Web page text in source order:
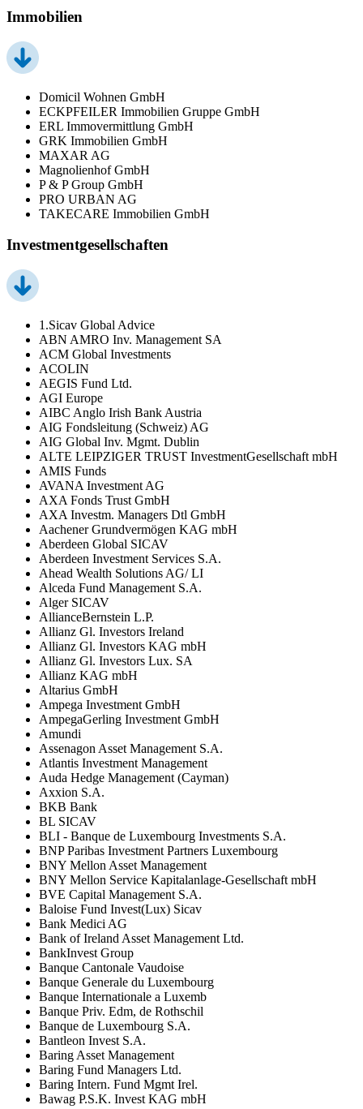
Immobilien
Domicil Wohnen GmbH
ECKPFEILER Immobilien Gruppe GmbH
ERL Immovermittlung GmbH
GRK Immobilien GmbH
MAXAR AG
Magnolienhof GmbH
P & P Group GmbH
PRO URBAN AG
TAKECARE Immobilien GmbH
Investmentgesellschaften
1.Sicav Global Advice
ABN AMRO Inv. Management SA
ACM Global Investments
ACOLIN
AEGIS Fund Ltd.
AGI Europe
AIBC Anglo Irish Bank Austria
AIG Fondsleitung (Schweiz) AG
AIG Global Inv. Mgmt. Dublin
ALTE LEIPZIGER TRUST InvestmentGesellschaft mbH
AMIS Funds
AVANA Investment AG
AXA Fonds Trust GmbH
AXA Investm. Managers Dtl GmbH
Aachener Grundvermögen KAG mbH
Aberdeen Global SICAV
Aberdeen Investment Services S.A.
Ahead Wealth Solutions AG/ LI
Alceda Fund Management S.A.
Alger SICAV
AllianceBernstein L.P.
Allianz Gl. Investors Ireland
Allianz Gl. Investors KAG mbH
Allianz Gl. Investors Lux. SA
Allianz KAG mbH
Altarius GmbH
Ampega Investment GmbH
AmpegaGerling Investment GmbH
Amundi
Assenagon Asset Management S.A.
Atlantis Investment Management
Auda Hedge Management (Cayman)
Axxion S.A.
BKB Bank
BL SICAV
BLI - Banque de Luxembourg Investments S.A.
BNP Paribas Investment Partners Luxembourg
BNY Mellon Asset Management
BNY Mellon Service Kapitalanlage-Gesellschaft mbH
BVE Capital Management S.A.
Baloise Fund Invest(Lux) Sicav
Bank Medici AG
Bank of Ireland Asset Management Ltd.
BankInvest Group
Banque Cantonale Vaudoise
Banque Generale du Luxembourg
Banque Internationale a Luxemb
Banque Priv. Edm, de Rothschil
Banque de Luxembourg S.A.
Bantleon Invest S.A.
Baring Asset Management
Baring Fund Managers Ltd.
Baring Intern. Fund Mgmt Irel.
Bawag P.S.K. Invest KAG mbH